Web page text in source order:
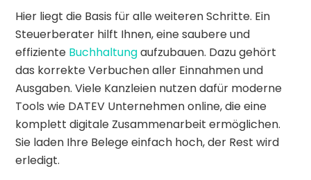
Hier liegt die Basis für alle weiteren Schritte. Ein
Steuerberater hilft Ihnen, eine saubere und
effiziente Buchhaltungaufzubauen. Dazu gehört
das korrekte Verbuchen aller Einnahmen und
Ausgaben. Viele Kanzleien nutzen dafür moderne
Tools wie DATEV Unternehmen online, die eine
komplett digitale Zusammenarbeit ermöglichen.
Sie laden Ihre Belege einfach hoch, der Rest wird
erledigt.